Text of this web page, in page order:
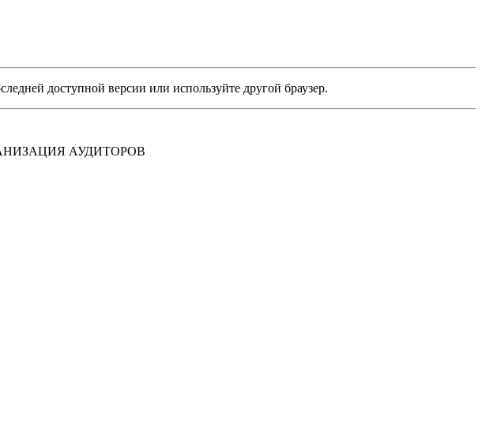
доступной версии или используйте другой браузер.
АУДИТОРОВ